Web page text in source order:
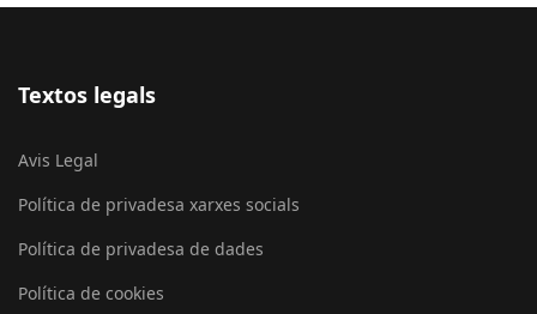
Textos legals
Avis Legal
Política de privadesa xarxes socials
Política de privadesa de dades
Política de cookies